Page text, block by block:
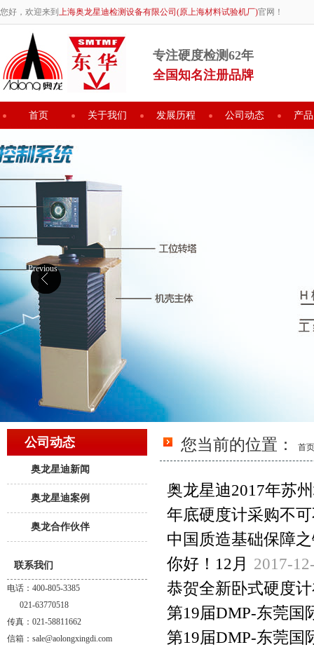
您好，欢迎来到 上海奥龙星迪检测设备有限公司(原上海材料试验机厂)官网！
专注硬度检测62年
全国知名注册品牌
首页 关于我们 发展历程 公司动态 产
Previous
公司动态
奥龙星迪新闻
奥龙星迪案例
奥龙合作伙伴
联系我们
电话：400-805-3385
021-63770518
传真：021-58811662
信箱：sale@aolongxingdi.com
您当前的位置： 首页
奥龙星迪2017年苏
年底硬度计采购不
中国质造基础保障
你好！12月 2017-
恭贺全新卧式硬度
30
第19届DMP-东莞国
2017-11-28
第19届DMP-东莞国